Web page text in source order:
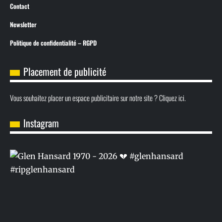
Contact
Newsletter
Politique de confidentialité – RGPD
Placement de publicité
Vous souhaitez placer un espace publicitaire sur notre site ? Cliquez ici.
Instagram